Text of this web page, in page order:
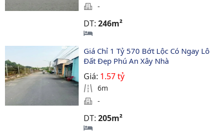
-
DT:246m²
Giá Chỉ 1 Tỷ 570 Bớt Lộc Có Ngay Lô
Đất Đẹp Phú An Xây Nhà
Giá: 1.57 tỷ
6m
-
DT:205m²